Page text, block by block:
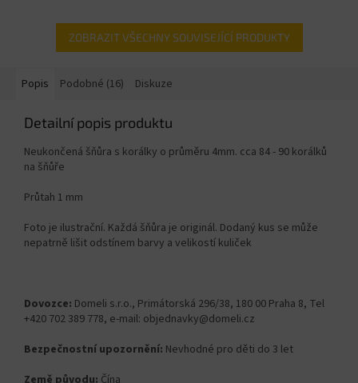
ZOBRAZIT VŠECHNY SOUVISEJÍCÍ PRODUKTY
Popis Podobné (16) Diskuze
Detailní popis produktu
Neukončená šňůra s korálky o průměru 4mm. cca 84 - 90 korálků
na šňůře
Průtah 1 mm
Foto je ilustrační. Každá šňůra je originál. Dodaný kus se může
nepatrně lišit odstínem barvy a velikostí kuliček
Dovozce: Domeli s.r.o., Primátorská 296/38, 180 00 Praha 8, Tel
+420 702 389 778, e-mail: objednavky@domeli.cz
Bezpečnostní upozornění: Nevhodné pro děti do 3 let